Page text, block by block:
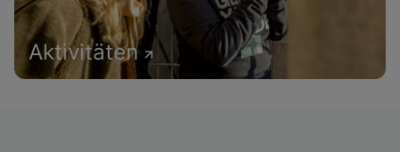
Aktivitäten